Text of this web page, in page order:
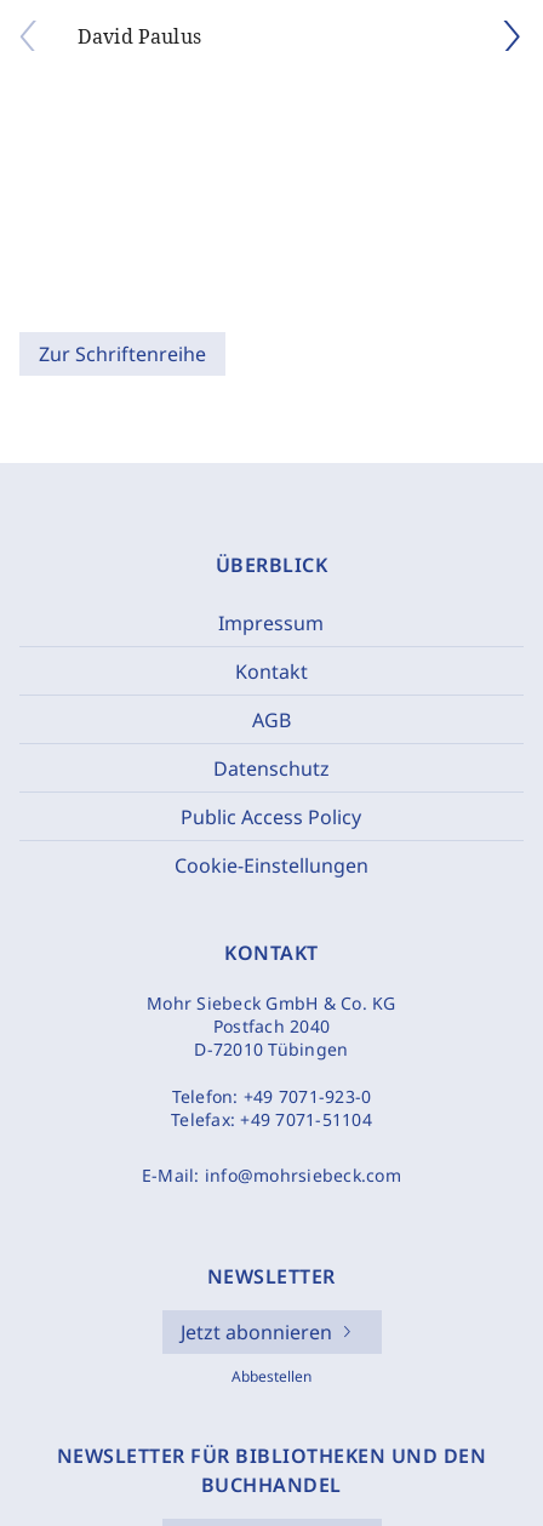
David Paulus
Zur Schriftenreihe
ÜBERBLICK
Impressum
Kontakt
AGB
Datenschutz
Public Access Policy
Cookie-Einstellungen
KONTAKT
Mohr Siebeck GmbH & Co. KG
Postfach 2040
D-72010 Tübingen
Telefon: +49 7071-923-0
Telefax:+49 7071-51104
E-Mail: info@mohrsiebeck.com
NEWSLETTER
Jetzt abonnieren
Abbestellen
NEWSLETTER FÜR BIBLIOTHEKEN UND DEN
BUCHHANDEL